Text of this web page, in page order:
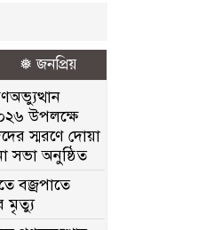
❅ জনপ্রিয়
উপলক্ষে
স্মরণে দোয়া
সভা অনুষ্ঠিত
বজ্রপাতে
মৃত্যু